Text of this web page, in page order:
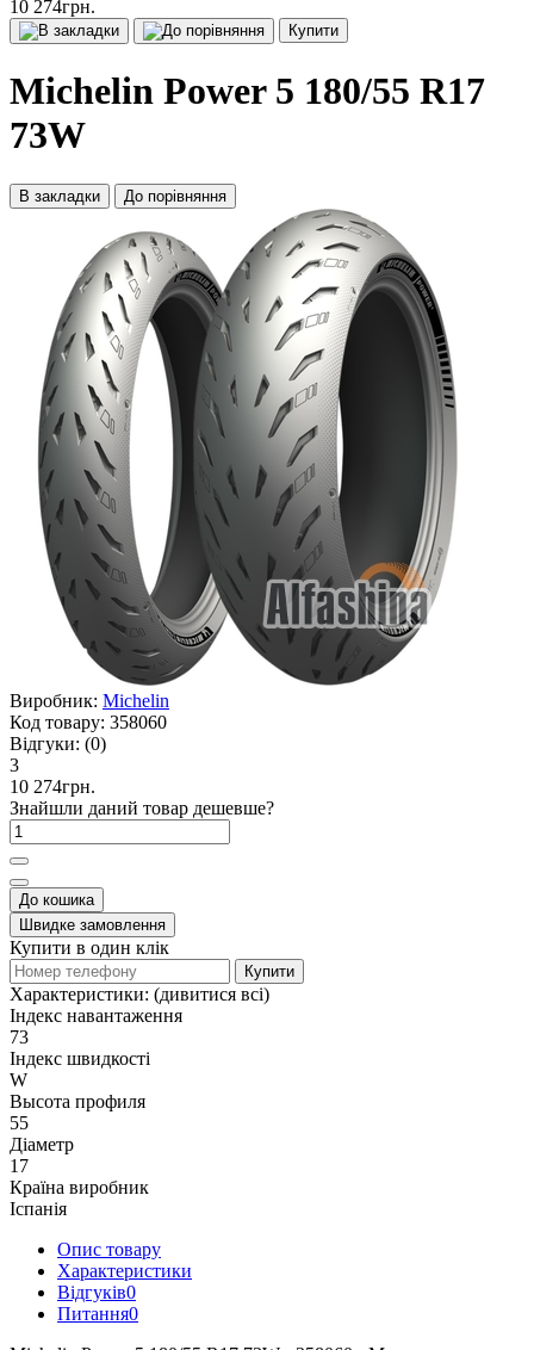
10 274грн.
Купити
Michelin Power 5 180/55 R17
73W
В закладки До порівняння
Виробник: Michelin
Код товару: 358060
Відгуки: (0)
3
10 274грн.
Знайшли даний товар дешевше?
До кошика
Швидке замовлення
Купити в один клік
Купити
Характеристики: (дивитися всі)
Індекс навантаження
73
Індекс швидкості
W
Высота профиля
55
Діаметр
17
Країна виробник
Іспанія
Опис товару
Характеристики
Відгуків0
Питання0